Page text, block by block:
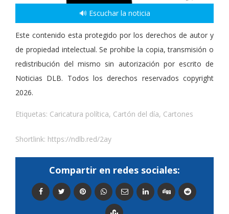
🔊 Escuchar la noticia
Este contenido esta protegido por los derechos de autor y
de propiedad intelectual. Se prohibe la copia, transmisión o
redistribución del mismo sin autorización por escrito de
Noticias DLB. Todos los derechos reservados copyright
2026.
Etiquetas: Caricatura política, Cartón del día, Cartones
Shortlink: https://ndlb.red/2ay
Compartir en redes sociales: